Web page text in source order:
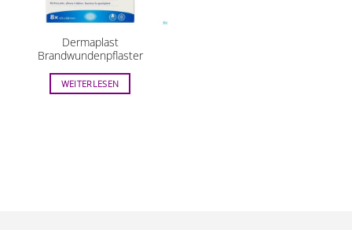
Dermaplast
Brandwundenpflaster
WEITERLESEN